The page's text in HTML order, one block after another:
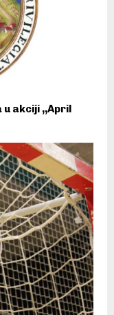
u akciji ,,April